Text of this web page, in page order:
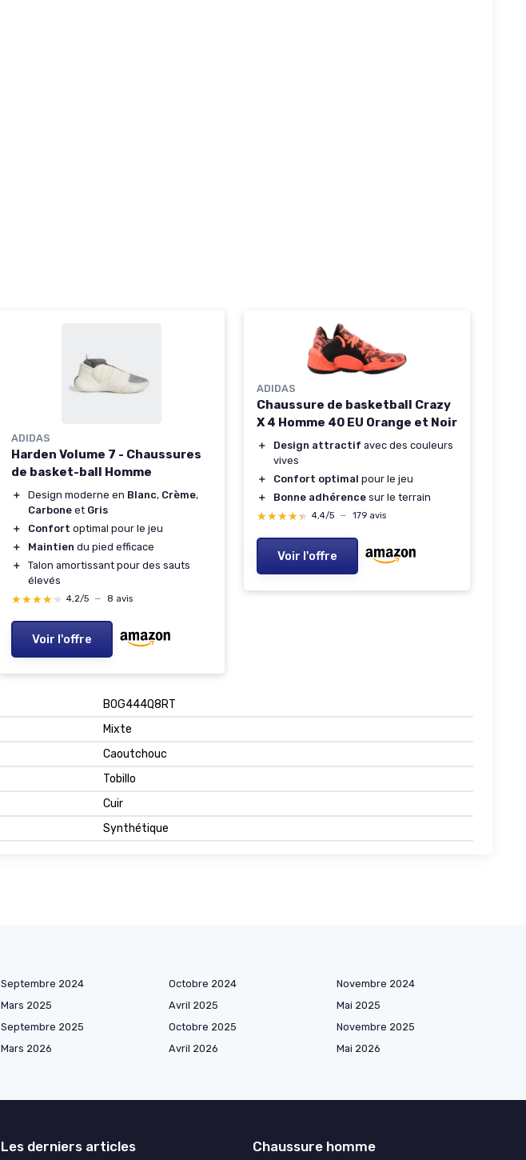
ADIDAS
Harden Volume 7 - Chaussures
de basket-ball Homme
＋ Design moderne en Blanc, Crème,
Carbone et Gris
＋
Confort optimal pour le jeu
＋
Maintien du pied efficace
＋
Talon amortissant pour des sauts
élevés
★★★★★
★★★★★ 4,2/5 — 8 avis
Voir l'offre
ADIDAS
Chaussure de basketball Crazy
X 4 Homme 40 EU Orange et Noir
＋ Design attractif avec des couleurs
vives
＋
Confort optimal pour le jeu
＋
Bonne adhérence sur le terrain
★★★★★
★★★★★ 4,4/5 — 179 avis
Voir l'offre
B0G444Q8RT
Mixte
Caoutchouc
Tobillo
Cuir
Synthétique
Septembre 2024 Octobre 2024
Novembre 2024
Mars 2025 Avril 2025
Mai 2025
Septembre 2025 Octobre 2025
Novembre 2025
Mars 2026 Avril 2026
Mai 2026
Les derniers articles Chaussure homme